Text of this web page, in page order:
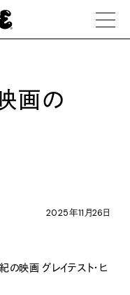
画の
2025年11月26日
の映画 グレイテスト・ヒ